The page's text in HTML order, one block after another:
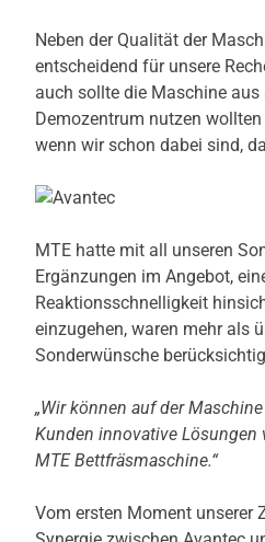
Neben der Qualität der
entscheidend für unsere
auch sollte die Maschine
Demozentrum nutzen
wenn wir schon dabei sind,
MTE hatte mit all unseren
Ergänzungen im Angebot,
Reaktionsschnelligkeit
einzugehen, waren mehr als
Sonderwünsche
„Wir können auf der
Kunden innovative Lösungen
MTE Bettfräsmaschine.“
Vom ersten Moment unserer